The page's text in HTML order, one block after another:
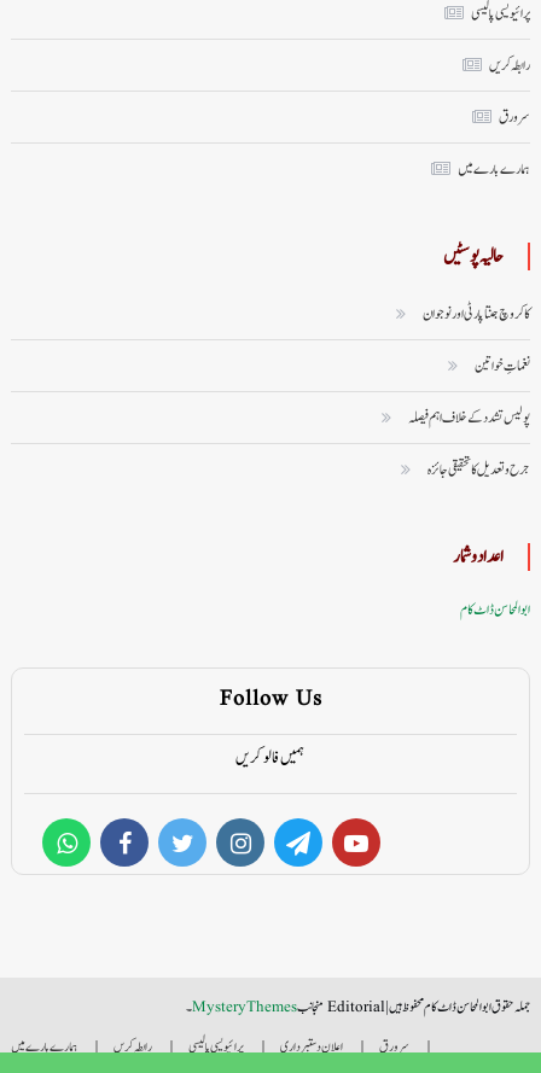
پرائیویسی پالیسی
رابطہ کریں
سر ورق
ہمارے بارے میں
حالیہ پوسٹیں
کاکروچ جنتا پارٹی اور نوجوان
نغماتِ خواتین
پولیس تشدد کے خلاف اہم فیصلہ
جرح و تعدیل کا تحقیقی جائزہ
اعداد وشمار
ابوالمحاسن ڈاٹ کام
Follow Us
ہمیں فالو کریں
جملہ حقوق ابوالمحاسن ڈاٹ کام محفوظ ہیں|Editorial منجانب MysteryThemes۔
سر ورق
اعلان دستبرداری پرائیویسی پالیسی رابطہ کریں ہمارے بارے میں